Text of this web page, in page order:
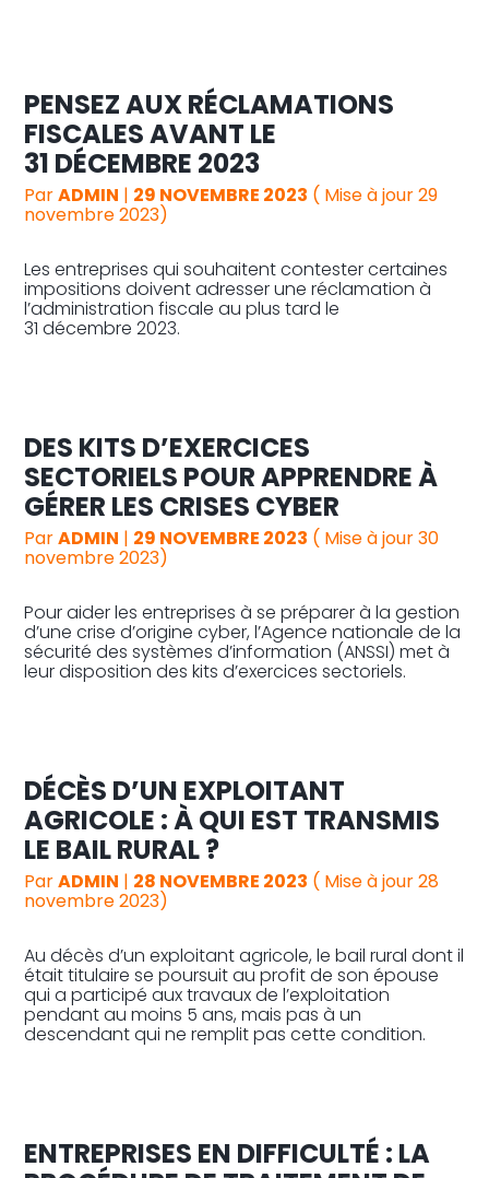
PENSEZ AUX RÉCLAMATIONS
FISCALES AVANT LE
31 DÉCEMBRE 2023
ParADMIN | 29 NOVEMBRE 2023 ( Mise à jour 29
novembre 2023)
Les entreprises qui souhaitent contester certaines
impositions doivent adresser une réclamation à
l’administration fiscale au plus tard le
31 décembre 2023.
DES KITS D’EXERCICES
SECTORIELS POUR APPRENDRE À
GÉRER LES CRISES CYBER
ParADMIN | 29 NOVEMBRE 2023 ( Mise à jour 30
novembre 2023)
Pour aider les entreprises à se préparer à la gestion
d’une crise d’origine cyber, l’Agence nationale de la
sécurité des systèmes d’information (ANSSI) met à
leur disposition des kits d’exercices sectoriels.
DÉCÈS D’UN EXPLOITANT
AGRICOLE : À QUI EST TRANSMIS
LE BAIL RURAL ?
ParADMIN | 28 NOVEMBRE 2023 ( Mise à jour 28
novembre 2023)
Au décès d’un exploitant agricole, le bail rural dont il
était titulaire se poursuit au profit de son épouse
qui a participé aux travaux de l’exploitation
pendant au moins 5 ans, mais pas à un
descendant qui ne remplit pas cette condition.
ENTREPRISES EN DIFFICULTÉ : LA